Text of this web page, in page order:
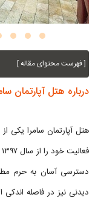
[ فهرست محتوای مقاله ]
درباره هتل آپارتمان
هتل آپارتمان سامرا
دسترسی آسان به حرم
دیدنی نیز در فاصله اندکی